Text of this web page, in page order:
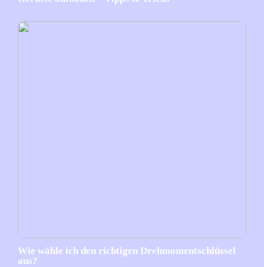
Wie wähle ich den richtigen Drehmomentschlüssel
aus?